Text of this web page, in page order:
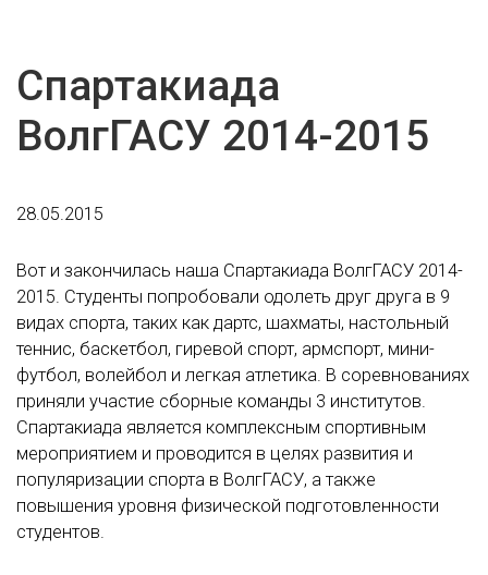
Спартакиада
ВолгГАСУ 2014-2015
28.05.2015
Вот и закончилась наша Спартакиада ВолгГАСУ 2014-
2015. Студенты попробовали одолеть друг друга в 9
видах спорта, таких как дартс, шахматы, настольный
теннис, баскетбол, гиревой спорт, армспорт, мини-
футбол, волейбол и легкая атлетика. В соревнованиях
приняли участие сборные команды 3 институтов.
Спартакиада является комплексным спортивным
мероприятием и проводится в целях развития и
популяризации спорта в ВолгГАСУ, а также
повышения уровня физической подготовленности
студентов.